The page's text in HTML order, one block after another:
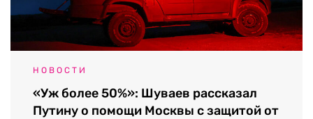
НОВОСТИ
«Уж более 50%»: Шуваев рассказал
Путину о помощи Москвы с защитой от